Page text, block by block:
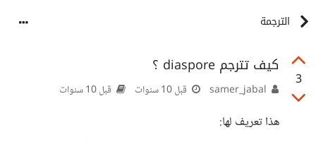
الترجمة
3
كيف تترجم diaspore ؟
قبل 10 سنوات قبل 10 سنوات
هذا تعريف لها: